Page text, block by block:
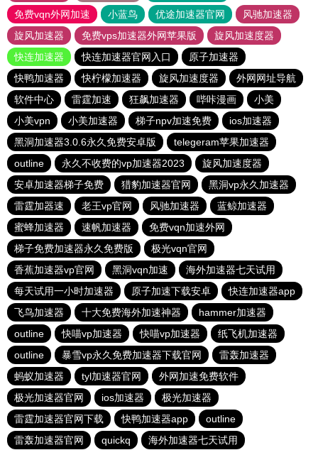
免费vqn外网加速
小蓝鸟 优途加速器官网
风驰加速器
旋风加速器
免费vps加速器外网苹果版
旋风加速度器
快连加速器
快连加速器官网入口
原子加速器
快鸭加速器
快柠檬加速器 旋风加速度器
外网网址导航
软件中心
雷霆加速 狂飙加速器 哔咔漫画
小美
小美vpn
小美加速器 梯子npv加速免费
ios加速器
黑洞加速器3.0.6永久免费安卓版
telegeram苹果加速器
outline
永久不收费的vp加速器2023
旋风加速度器
安卓加速器梯子免费
猎豹加速器官网
黑洞vp永久加速器
雷霆加器速
老王vp官网 风驰加速器
蓝鲸加速器
蜜蜂加速器
速帆加速器
免费vqn加速外网
梯子免费加速器永久免费版
极光vqn官网
香蕉加速器vp官网
黑洞vqn加速
海外加速器七天试用
每天试用一小时加速器
原子加速下载安卓
快连加速器app
飞鸟加速器
十大免费海外加速神器
hammer加速器
outline
快喵vp加速器 快喵vp加速器
纸飞机加速器
outline
暴雪vp永久免费加速器下载官网
雷轰加速器
蚂蚁加速器
tyl加速器官网
外网加速免费软件
极光加速器官网
ios加速器
极光加速器
雷霆加速器官网下载
快鸭加速器app
outline
雷轰加速器官网
quickq 海外加速器七天试用